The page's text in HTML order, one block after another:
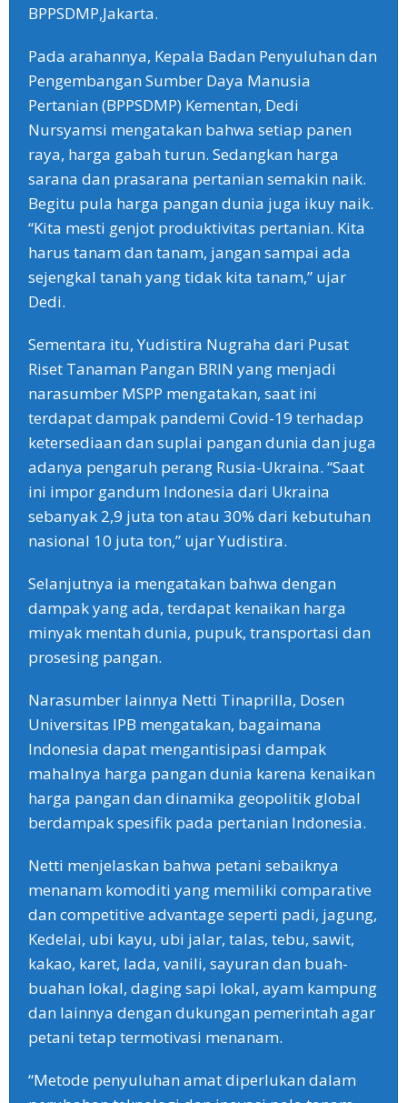
BPPSDMP,Jakarta.
Pada arahannya, Kepala Badan Penyuluhan dan
Pengembangan Sumber Daya Manusia
Pertanian (BPPSDMP) Kementan, Dedi
Nursyamsi mengatakan bahwa setiap panen
raya, harga gabah turun. Sedangkan harga
sarana dan prasarana pertanian semakin naik.
Begitu pula harga pangan dunia juga ikuy naik.
“Kita mesti genjot produktivitas pertanian. Kita
harus tanam dan tanam, jangan sampai ada
sejengkal tanah yang tidak kita tanam,” ujar
Dedi.
Sementara itu, Yudistira Nugraha dari Pusat
Riset Tanaman Pangan BRIN yang menjadi
narasumber MSPP mengatakan, saat ini
terdapat dampak pandemi Covid-19 terhadap
ketersediaan dan suplai pangan dunia dan juga
adanya pengaruh perang Rusia-Ukraina. “Saat
ini impor gandum Indonesia dari Ukraina
sebanyak 2,9 juta ton atau 30% dari kebutuhan
nasional 10 juta ton,” ujar Yudistira.
Selanjutnya ia mengatakan bahwa dengan
dampak yang ada, terdapat kenaikan harga
minyak mentah dunia, pupuk, transportasi dan
prosesing pangan.
Narasumber lainnya Netti Tinaprilla, Dosen
Universitas IPB mengatakan, bagaimana
Indonesia dapat mengantisipasi dampak
mahalnya harga pangan dunia karena kenaikan
harga pangan dan dinamika geopolitik global
berdampak spesifik pada pertanian Indonesia.
Netti menjelaskan bahwa petani sebaiknya
menanam komoditi yang memiliki comparative
dan competitive advantage seperti padi, jagung,
Kedelai, ubi kayu, ubi jalar, talas, tebu, sawit,
kakao, karet, lada, vanili, sayuran dan buah-
buahan lokal, daging sapi lokal, ayam kampung
dan lainnya dengan dukungan pemerintah agar
petani tetap termotivasi menanam.
“Metode penyuluhan amat diperlukan dalam